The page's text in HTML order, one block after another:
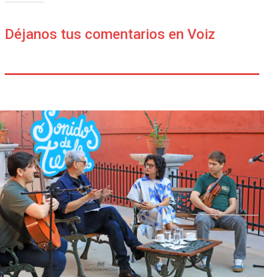
Déjanos tus comentarios en Voiz